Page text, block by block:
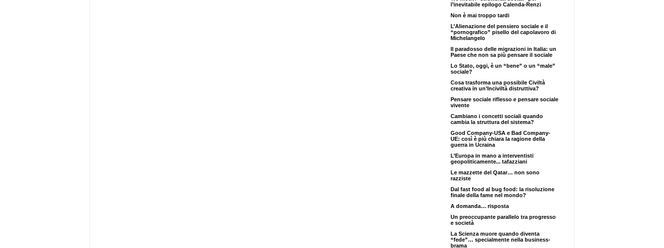
l’inevitabile epilogo Calenda-Renzi
Non è mai troppo tardi
L’Alienazione del pensiero sociale e il
“pornografico” pisello del capolavoro di
Michelangelo
Il paradosso delle migrazioni in Italia: un
Paese che non sa più pensare il sociale
Lo Stato, oggi, è un “bene” o un “male”
sociale?
Cosa trasforma una possibile Civiltà
creativa in un’Inciviltà distruttiva?
Pensare sociale riflesso e pensare sociale
vivente
Cambiano i concetti sociali quando
cambia la struttura del sistema?
Good Company-USA e Bad Company-
UE: così è più chiara la ragione della
guerra in Ucraina
L’Europa in mano a interventisti
geopoliticamente... tafazziani
Le mazzette del Qatar… non sono
razziste
Dal fast food al bug food: la risoluzione
finale della fame nel mondo?
A domanda… risposta
Un preoccupante parallelo tra progresso
e società
La Scienza muore quando diventa
“fede”… specialmente nella business-
brama